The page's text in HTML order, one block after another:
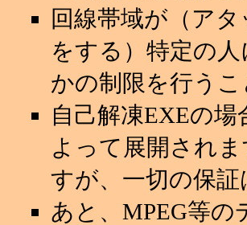
回線帯域が（ア
をする）特定の
かの制限を行う
自己解凍EXEの
よって展開され
すが、一切の保
あと、MPEG等